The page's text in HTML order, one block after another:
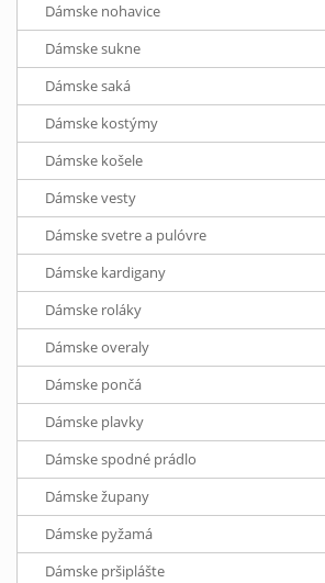
Dámske nohavice
Dámske sukne
Dámske saká
Dámske kostýmy
Dámske košele
Dámske vesty
Dámske svetre a pulóvre
Dámske kardigany
Dámske roláky
Dámske overaly
Dámske pončá
Dámske plavky
Dámske spodné prádlo
Dámske župany
Dámske pyžamá
Dámske pršiplášte